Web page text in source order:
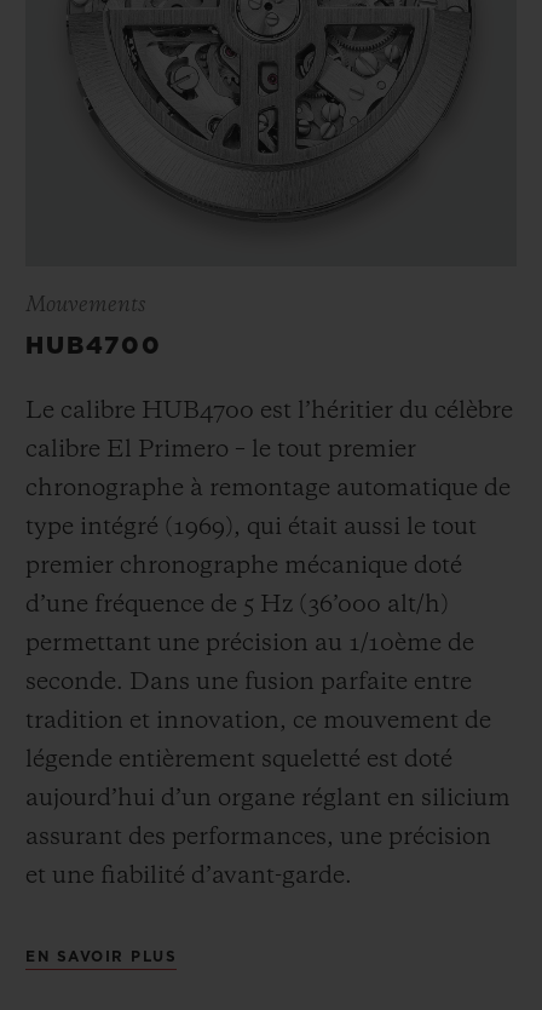
Mouvements
HUB4700
Le calibre HUB4700 est l’héritier du célèbre
calibre El Primero – le tout premier
chronographe à remontage automatique de
type intégré (1969), qui était aussi le tout
premier chronographe mécanique doté
d’une fréquence de 5 Hz ( 36’000 alt/h )
permettant une précision au 1/10ème de
seconde. Dans une fusion parfaite entre
tradition et innovation, ce mouvement de
légende entièrement squeletté est doté
aujourd’hui d’un organe réglant en silicium
assurant des performances, une précision
et une fiabilité d’avant-garde.
EN SAVOIR PLUS